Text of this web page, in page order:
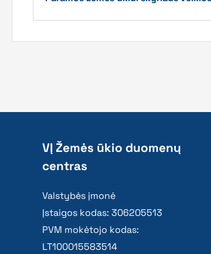
VĮ Žemės ūkio duomenų
centras
Valstybės įmonė
Įstaigos kodas: 306205513
PVM mokėtojo kodas:
LT100015583514